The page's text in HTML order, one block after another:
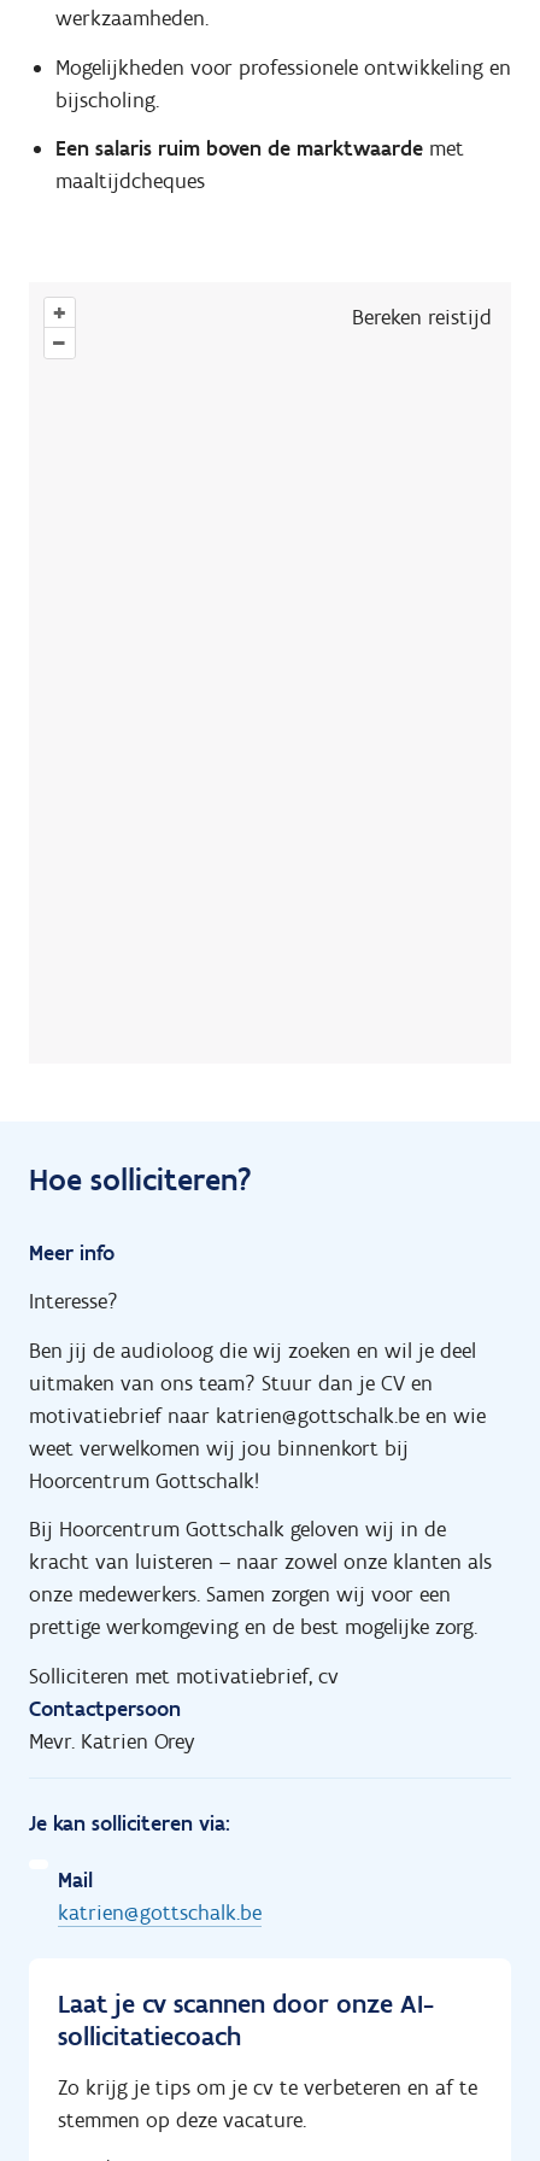
werkzaamheden.
Mogelijkheden voor professionele ontwikkeling en
bijscholing.
Een salaris ruim boven de marktwaardemet
maaltijdcheques
+
–
Bereken reistijd
Hoe solliciteren?
Meer info
Interesse?
Ben jij de audioloog die wij zoeken en wil je deel
uitmaken van ons team? Stuur dan je CV en
motivatiebrief naar katrien@gottschalk.be en wie
weet verwelkomen wij jou binnenkort bij
Hoorcentrum Gottschalk!
Bij Hoorcentrum Gottschalk geloven wij in de
kracht van luisteren – naar zowel onze klanten als
onze medewerkers. Samen zorgen wij voor een
prettige werkomgeving en de best mogelijke zorg.
Solliciteren met motivatiebrief, cv
Contactpersoon
Mevr. Katrien Orey
Je kan solliciteren via:
Mail
katrien@gottschalk.be
Laat je cv scannen door onze AI-
sollicitatiecoach
Zo krijg je tips om je cv te verbeteren en af te
stemmen op deze vacature.